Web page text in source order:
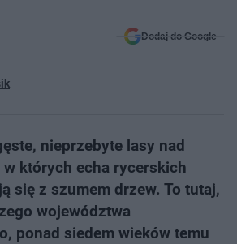
Dodaj do Google
nieprzebyte lasy nad
w których echa rycerskich
się z szumem drzew. To tutaj,
województwa
ponad siedem wieków temu